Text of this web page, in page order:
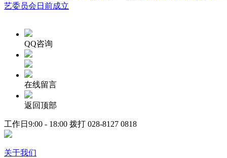
艺委员会日前成立
QQ咨询
在线留言
返回顶部
工作日9:00 - 18:00 拨打 028-8127 0818
关于我们